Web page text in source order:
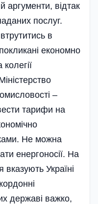
аргументи, відтак
послуг.
в
економно
–
тарифи на
Не можна
енергоносії. На
Україні
державі важко,